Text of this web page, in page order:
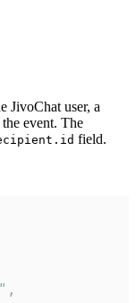
JivoChat user, a
event. The
field.